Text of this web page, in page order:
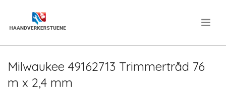
Milwaukee 49162713 Trimmertråd 76
m x 2,4 mm